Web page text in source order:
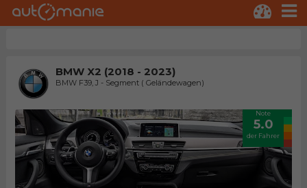
BMW X2 (2018 - 2023)
BMW F39, J - Segment ( Geländewagen)
Note
5.0
der Fahrer